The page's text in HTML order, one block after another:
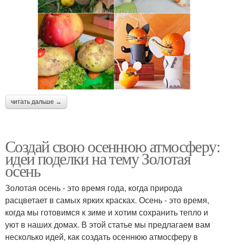
читать дальше →
Создай свою осеннюю атмосферу:
идеи поделки на тему Золотая
осень
Золотая осень - это время года, когда природа
расцветает в самых ярких красках. Осень - это время,
когда мы готовимся к зиме и хотим сохранить тепло и
уют в наших домах. В этой статье мы предлагаем вам
несколько идей, как создать осеннюю атмосферу в